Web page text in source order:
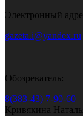
Электронный
gazeta.i@yandex.ru
Обозреватель:
8(383-43) 7-90-60
Кривякина